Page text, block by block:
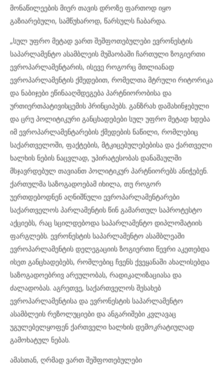
მონაწილეების მიერ თავის დროზე ფართოდ იყო
გაზიარებული, სამწუხაროდ, წარსულს ჩაბარდა.
„სულ უფრო მეტად ვართ შეშფოთებულები ევრონესტის
საპარლამენტო ასამბლეის მუშაობაში ჩართული ზოგიერთი
ევროპარლამენტარის, ისევე როგორც მთლიანად
ევროპარლამენტის ქმედებით, რომელთა მტრული რიტორიკა
და ნაბიჯები ეწინააღმდეგება პარტნიორობისა და
ურთიერთპატივისცემის პრინციპებს. განზრახ დამახინჯებული
და ცრუ პოლიტიკური განცხადებები სულ უფრო მეტად ხდება
იმ ევროპარლამენტარების ქმედების ნაწილი, რომლებიც
საქართველოში, ფაქტების, მტკიცებულებებისა და ქართველი
ხალხის ნების ნაცვლად, უპირატესობას დანაშაულში
მსჯავრდებულ თავიანთ პოლიტიკურ პარტნიორებს ანიჭებენ.
ქართულმა საზოგადოებამ იხილა, თუ როგორ
უერთდებოდნენ აღნიშნული ევროპარლამენტარები
საქართველოს პარლამენტის წინ გამართულ საპროტესტო
აქციებს, რაც სცილდებოდა საპარლამენტო დიპლომატიის
ფარგლებს. ევრონესტის საპარლამენტო ასამბლეაში
ევროპარლამენტის დელეგაციის ზოგიერთი წევრი აკეთებდა
ისეთ განცხადებებს, რომლებიც ჩვენს ქვეყანაში ახალისებდა
საზოგადოებრივ არეულობას, რადიკალიზაციასა და
ძალადობას. აგრეთვე, საქართველოს შესახებ
ევროპარლამენტისა და ევრონესტის საპარლამენტო
ასამბლეის რეზოლუციები და ანგარიშები კვლავაც
უგულებელყოფენ ქართველი ხალხის დემოკრატიულად
გამოხატულ ნებას.
ამასთან, ღრმად ვართ შეშფოთებულები